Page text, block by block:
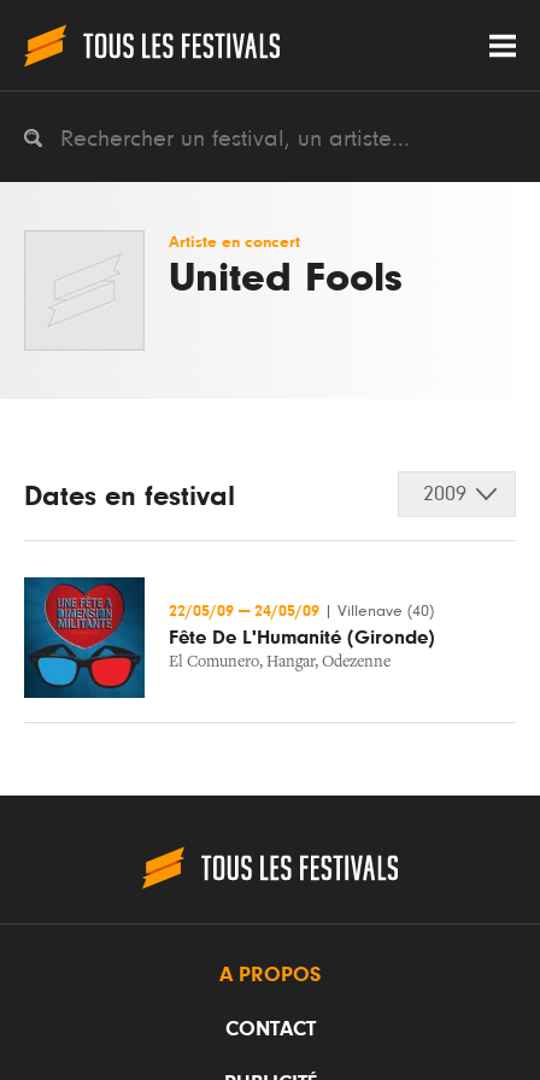
Artiste en concert
United Fools
Dates en festival 2009
22/05/09 — 24/05/09 Villenave (40)
Fête De L'Humanité (Gironde)
El Comunero, Hangar, Odezenne
A PROPOS
CONTACT